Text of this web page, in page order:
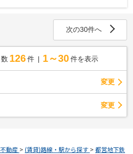
次の30件へ
126 件 1～30 件を表示
変更
変更
動産 > (賃貸)路線・駅から探す > 都営地下鉄